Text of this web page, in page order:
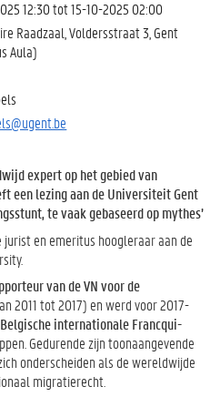
12:30tot15-10-2025 02:00
Raadzaal, Voldersstraat 3, Gent
Aula)
expert op het gebied van
een lezing aan de Universiteit Gent
te vaak gebaseerd op mythes’
jurist en emeritus hoogleraar aan de
van de VN voor de
2011 tot 2017) en werd voor 2017-
internationale Francqui-
Gedurende zijn toonaangevende
onderscheiden als de wereldwijde
migratierecht.